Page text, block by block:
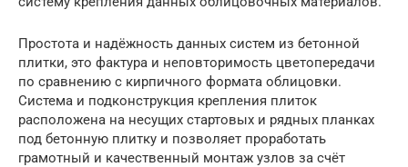
Простота и надёжность данных систем из бетонной
плитки, это фактура и неповторимость цветопередачи
по сравнению с кирпичного формата облицовки.
Система и подконструкция крепления плиток
расположена на несущих стартовых и рядных планках
под бетонную плитку и позволяет проработать
грамотный и качественный монтаж узлов за счёт